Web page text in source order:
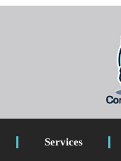
Services